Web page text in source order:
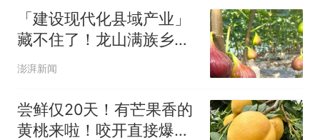
「建设现代化县域产业」
藏不住了！龙山满族乡无
花果“偷偷熟了”！
澎湃新闻
尝鲜仅20天！有芒果香的
黄桃来啦！咬开直接爆蜜